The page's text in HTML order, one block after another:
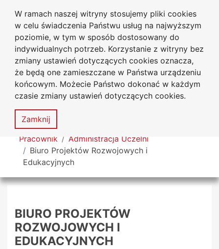
W ramach naszej witryny stosujemy pliki cookies
w celu świadczenia Państwu usług na najwyższym
poziomie, w tym w sposób dostosowany do
indywidualnych potrzeb. Korzystanie z witryny bez
zmiany ustawień dotyczących cookies oznacza,
że będą one zamieszczane w Państwa urządzeniu
końcowym. Możecie Państwo dokonać w każdym
czasie zmiany ustawień dotyczących cookies.
Zamknij
Przejdź do głównego menu
Przejdź do treści
Przejdź do wyszukiwarki
Przejdź do mapy serwisu
Uniwersytet
Jana Długosza w Częstochowie
Mapa
serwisu
MENU
Tutaj jesteś
Pracownik
Administracja Uczelni
Biuro Projektów Rozwojowych i
Edukacyjnych
BIURO PROJEKTÓW
ROZWOJOWYCH I
EDUKACYJNYCH